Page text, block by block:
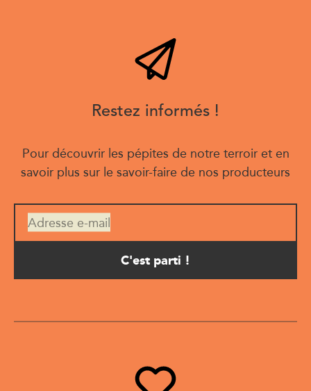
Restez informés !
Pour découvrir les pépites de notre terroir et en
savoir plus sur le savoir-faire de nos producteurs
Adresse e-mail